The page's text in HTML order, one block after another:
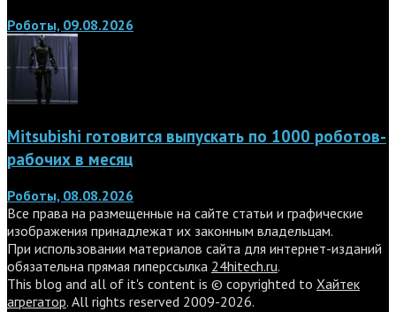
Роботы, 09.08.2026
Mitsubishi готовится выпускать по 1000 роботов-
рабочих в месяц
Роботы, 08.08.2026
Все права на размещенные на сайте статьи и графические
изображения принадлежат их законным владельцам.
При использовании материалов сайта для интернет-изданий
обязательна прямая гиперссылка 24hitech.ru.
This blog and all of it's content is © copyrighted to Хайтек
агрегатор. All rights reserved 2009-2026.